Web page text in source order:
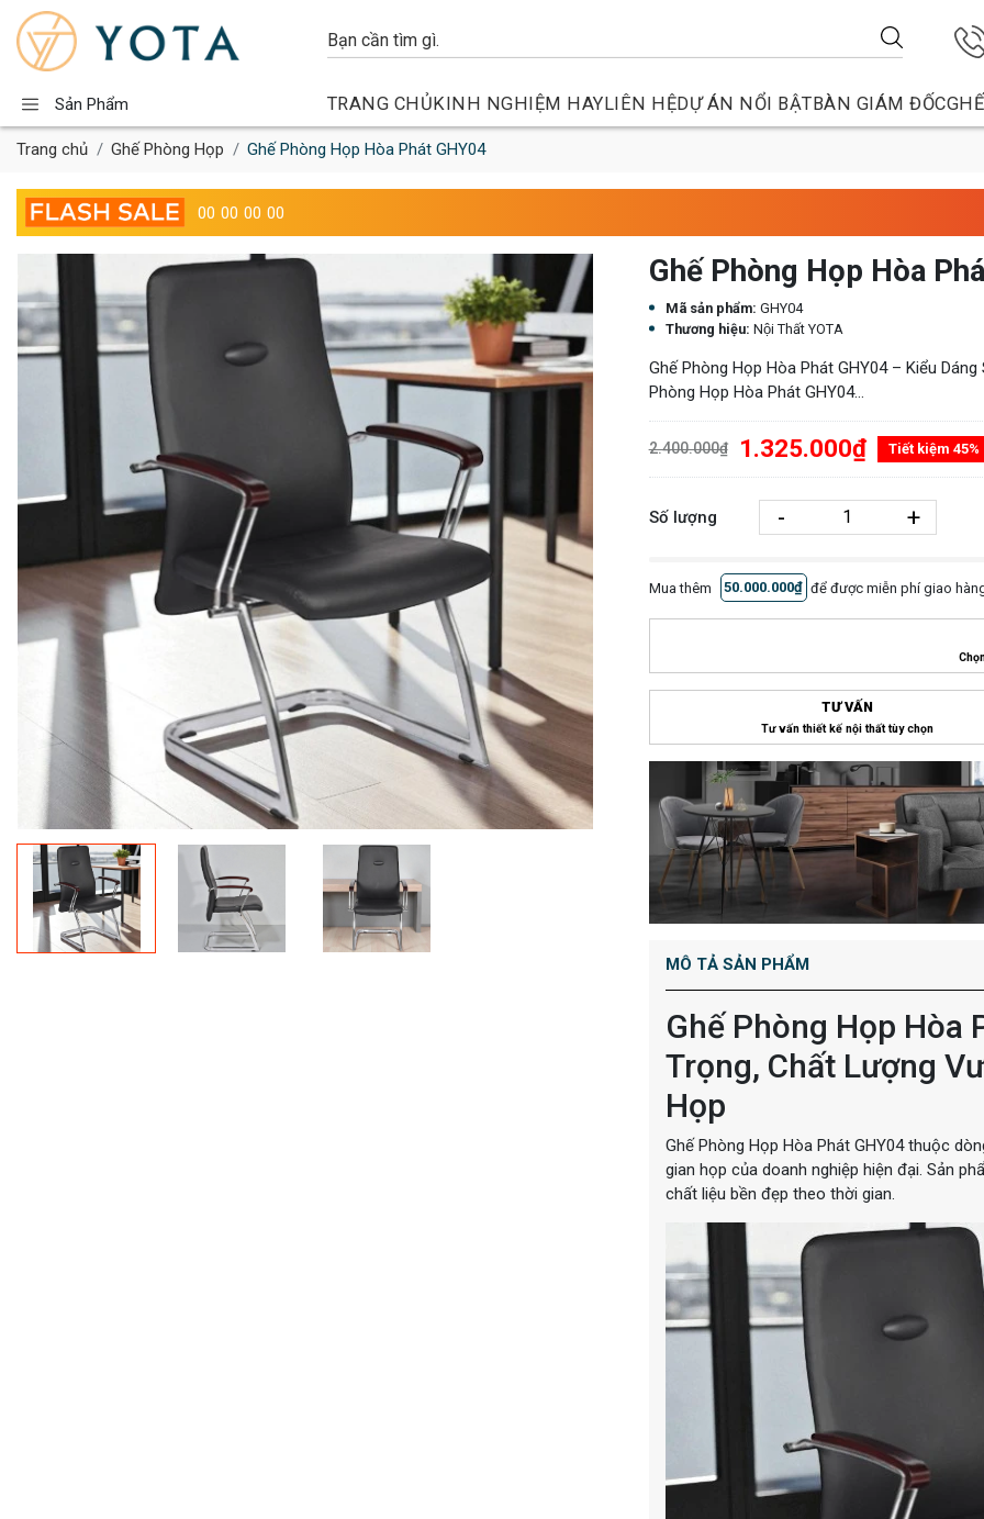
Sản Phẩm TRANG CHỦKINH NGHIỆM HAYLIÊN HỆDỰ ÁN NỔI BẬTBÀN GIÁM ĐỐC
Trang chủ Ghế Phòng Họp Ghế Phòng Họp Hòa Phát GHY04
00 00 00 00
Ghế Phòng Họp Hòa
Mã sản phẩm: GHY04
Thương hiệu: Nội Thất YOTA
Ghế Phòng Họp Hòa Phát GHY04 – Kiểu
Phòng Họp Hòa Phát GHY04...
2.400.000₫ 1.325.000₫ Tiết kiệm 45%
Số lượng - +
Mua thêm 50.000.000₫ để được miễn phí giao
TƯ VẤN
Tư vấn thiết kế nội thất tùy chọn
MÔ TẢ SẢN PHẨM
Ghế Phòng Họp Hòa
Trọng, Chất Lượng
Họp
Ghế Phòng Họp Hòa Phát GHY04 thuộc
gian họp của doanh nghiệp hiện đại. Sản
chất liệu bền đẹp theo thời gian.